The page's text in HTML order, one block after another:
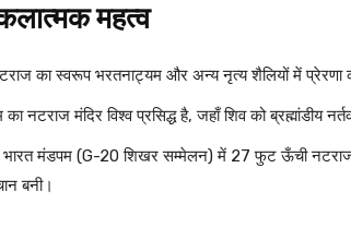
महत्व
का स्वरूप भरतनाट्यम और अन्य नृत्य शैलियों में प्रेरणा
का नटराज मंदिर विश्व प्रसिद्ध है, जहाँ शिव को ब्रह्मांडीय
भारत मंडपम (G-20 शिखर सम्मेलन) में 27 फुट ऊँची नटराज
बनी।